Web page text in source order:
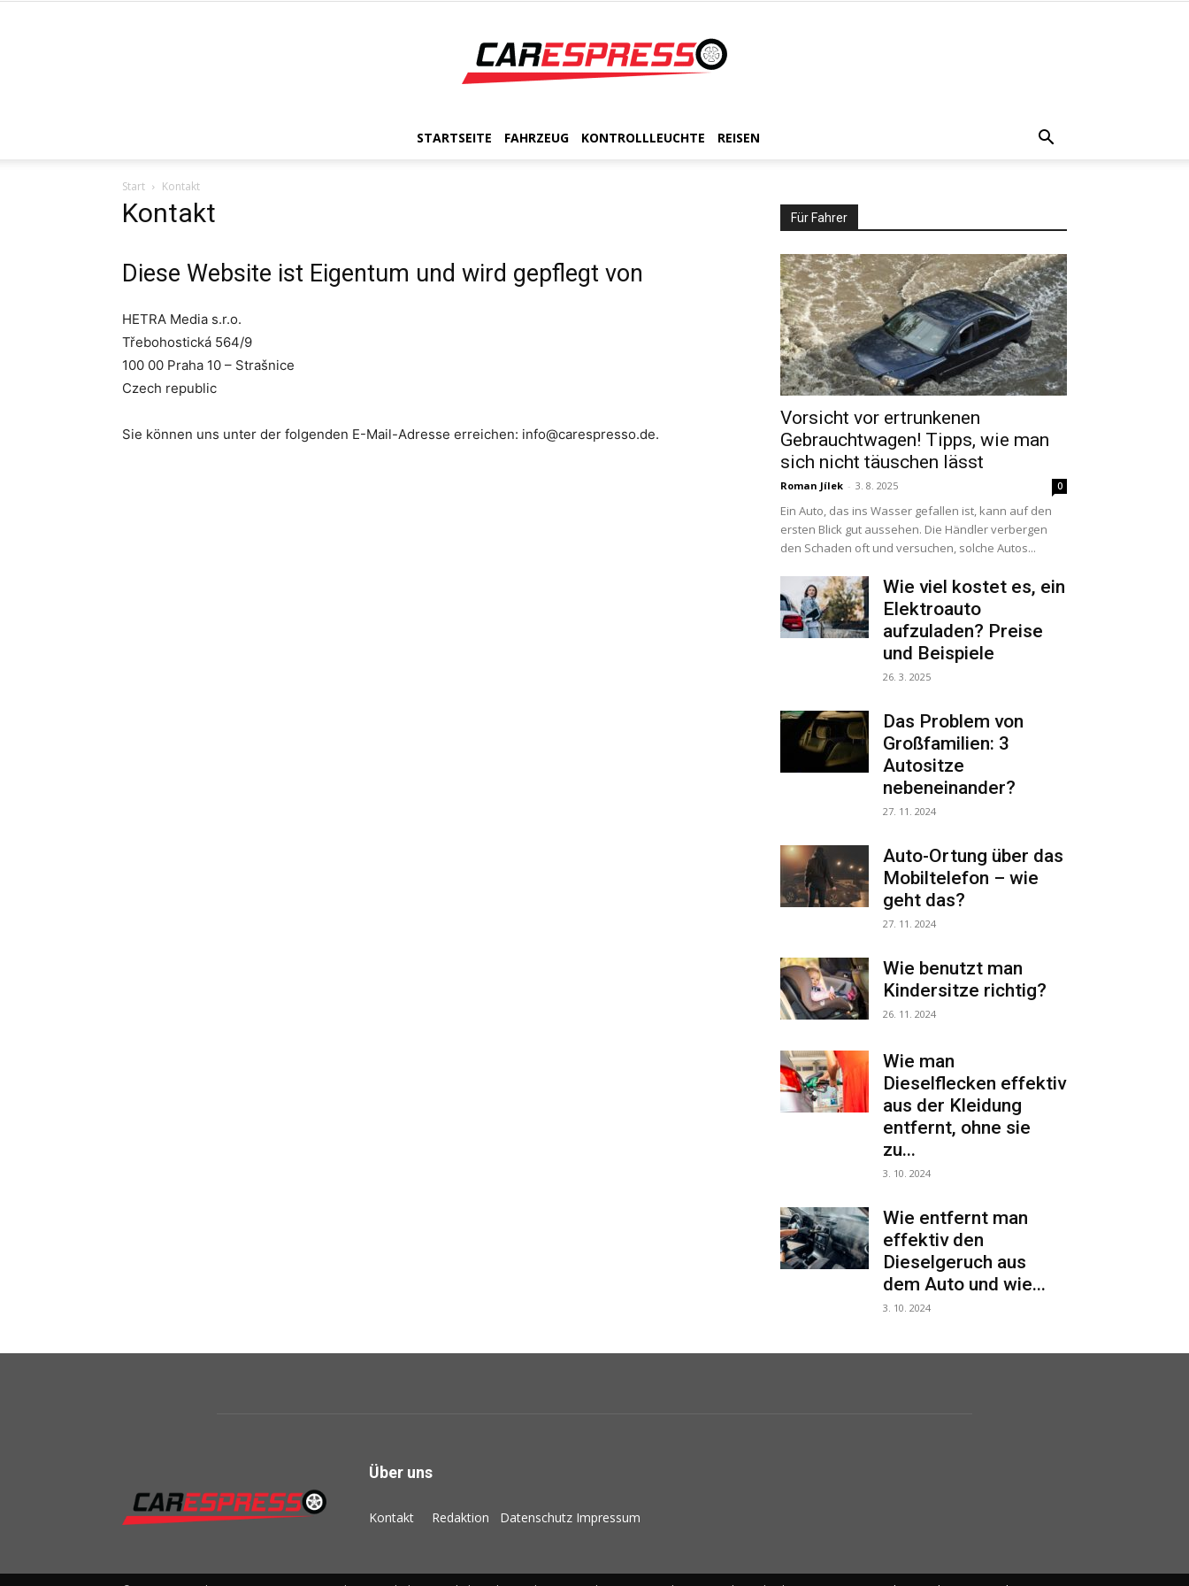
CarEspresso
STARTSEITE FAHRZEUG KONTROLLLEUCHTE REISEN
Start Kontakt
Kontakt
Diese Website ist Eigentum und wird gepflegt von
HETRA Media s.r.o.
Třebohostická 564/9
100 00 Praha 10 – Strašnice
Czech republic
Sie können uns unter der folgenden E-Mail-Adresse erreichen: info@carespresso.de.
Für Fahrer
Vorsicht vor ertrunkenen
Gebrauchtwagen! Tipps, wie man
sich nicht täuschen lässt
Roman Jílek - 3. 8. 2025 0
Ein Auto, das ins Wasser gefallen ist, kann auf den
ersten Blick gut aussehen. Die Händler verbergen
den Schaden oft und versuchen, solche Autos...
Wie viel kostet es, ein
Elektroauto
aufzuladen? Preise
und Beispiele
26. 3. 2025
Das Problem von
Großfamilien: 3
Autositze
nebeneinander?
27. 11. 2024
Auto-Ortung über das
Mobiltelefon – wie
geht das?
27. 11. 2024
Wie benutzt man
Kindersitze richtig?
26. 11. 2024
Wie man
Dieselflecken effektiv
aus der Kleidung
entfernt, ohne sie
zu...
3. 10. 2024
Wie entfernt man
effektiv den
Dieselgeruch aus
dem Auto und wie...
3. 10. 2024
Über uns
Kontakt Redaktion Datenschutz Impressum